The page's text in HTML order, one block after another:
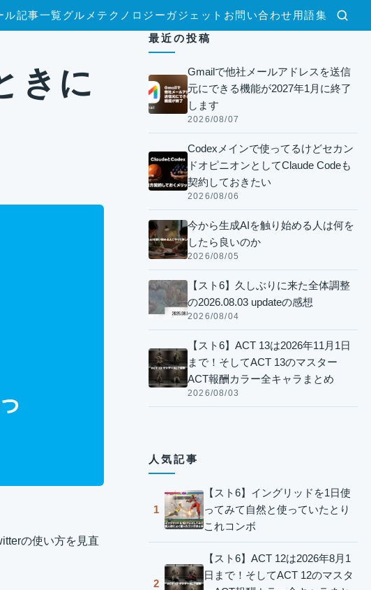
検索
ル記事一覧グルメ テクノロジー ガジェット お問い合わせ 用語集
きに
の使い方を見直
最近の投稿
Gmailで他社メールアドレスを送信
元にできる機能が2027年1月に終了
します
2026/08/07
Codexメインで使ってるけどセカン
ドオピニオンとしてClaude Codeも
契約しておきたい
2026/08/06
今から生成AIを触り始める人は何を
したら良いのか
2026/08/05
【スト6】久しぶりに来た全体調整
の2026.08.03 updateの感想
2026/08/04
【スト6】ACT 13は2026年11月1日
まで！そしてACT 13のマスター
ACT報酬カラー全キャラまとめ
2026/08/03
人気記事
1
【スト6】イングリッドを1日使
ってみて自然と使っていたとり
これコンボ
2
【スト6】ACT 12は2026年8月1
日まで！そしてACT 12のマスタ